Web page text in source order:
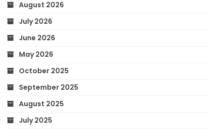
August 2026
July 2026
June 2026
May 2026
October 2025
September 2025
August 2025
July 2025